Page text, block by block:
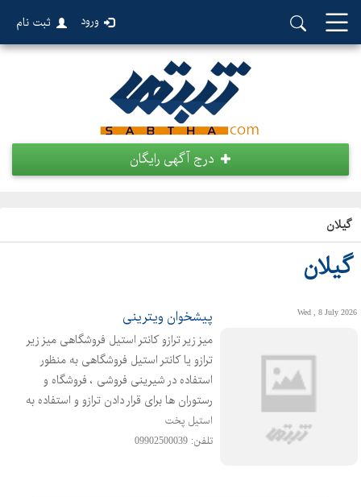
ورود ثبت نام
درج آگهی رایگان
گیلان
گیلان
Wed , 8 July 2026 پیشخوان ویترینی
میز زیر ترازو کانتر استیل فروشگاهی میز زیر
ترازو یا کانتر استیل فروشگاهی به منظور
استفاده در شیرینی فروشی ، فروشگاه و
رستوران ها برای قرار دادن ترازو و استفاده به
عنوان میز دخل یا حسابداری می باشد
بنابراین کانتر ویترینی زیر ترازو به صورت
استیل پخت
تلفن: 09902500039